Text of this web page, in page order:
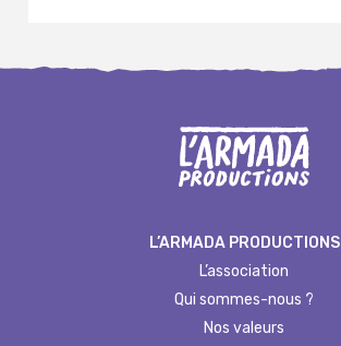
L’ARMADA PRODUCTIONS
L’association
Qui sommes-nous ?
Nos valeurs